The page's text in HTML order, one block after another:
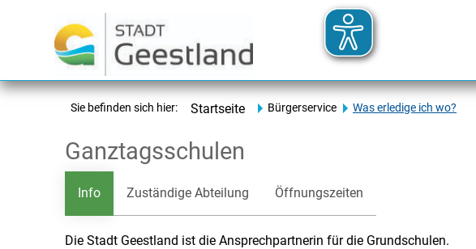
Sie befinden sich hier: Startseite Bürgerservice Was erledige ich wo?
Ganztagsschulen
Info Zuständige Abteilung Öffnungszeiten
Die Stadt Geestland ist die Ansprechpartnerin für die Grundschulen.